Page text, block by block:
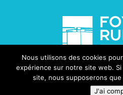
Nous utilisons des cookies
expérience sur notre site web.
site, nous supposerons
J'ai